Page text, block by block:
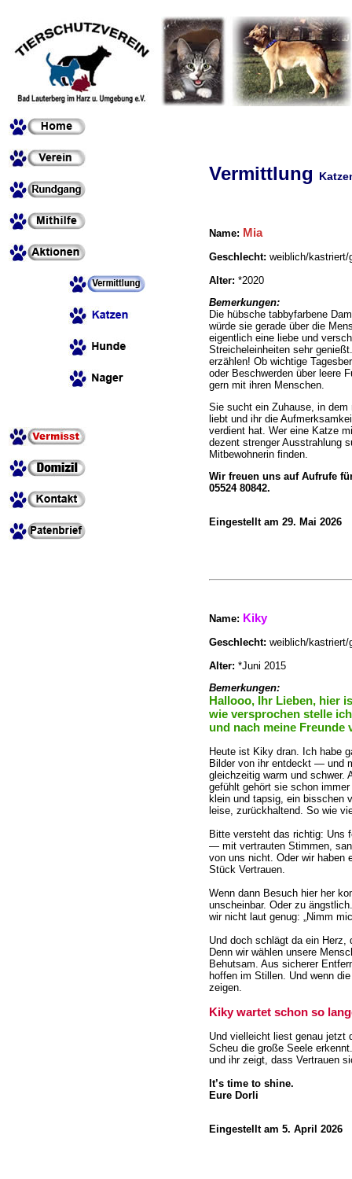
Vermittlung
Name: Mia
Geschlecht: weiblich/
Alter: *2020
Bemerkungen:
Die hübsche tabbyfarbene
würde sie gerade über die
eigentlich eine liebe und
Streicheleinheiten sehr
erzählen! Ob wichtige
oder Beschwerden über leere
gern mit ihren Menschen.
Sie sucht ein Zuhause, in
liebt und ihr die
verdient hat. Wer eine Katze
dezent strenger Ausstrahlung
Mitbewohnerin finden.
Wir freuen uns auf Aufrufe
05524 80842.
Eingestellt am 29. Mai 2026
Name: Kiky
Geschlecht: weiblich/
Alter: *Juni 2015
Bemerkungen:
Hallooo, Ihr Lieben, hier
wie versprochen stelle
und nach meine Freunde
Heute ist Kiky dran. Ich habe
Bilder von ihr entdeckt — und
gleichzeitig warm und
gefühlt gehört sie schon
klein und tapsig, ein bisschen
leise, zurückhaltend. So wie
Bitte versteht das richtig: Uns
— mit vertrauten Stimmen,
von uns nicht. Oder wir haben
Stück Vertrauen.
Wenn dann Besuch hier her
unscheinbar. Oder zu
wir nicht laut genug: „Nimm
Und doch schlägt da ein
Denn wir wählen unsere
Behutsam. Aus sicherer
hoffen im Stillen. Und wenn
zeigen.
Kiky wartet schon so
Und vielleicht liest genau jetzt
Scheu die große Seele
und ihr zeigt, dass Vertrauen
It’s time to shine.
Eure Dorli
Eingestellt am 5. April 2026